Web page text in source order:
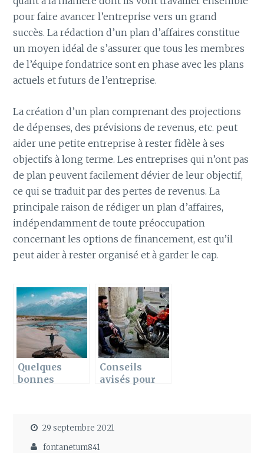
pour faire avancer l’entreprise vers un grand
succès. La rédaction d’un plan d’affaires constitue
un moyen idéal de s’assurer que tous les membres
de l’équipe fondatrice sont en phase avec les plans
actuels et futurs de l’entreprise.
La création d’un plan comprenant des projections
de dépenses, des prévisions de revenus, etc. peut
aider une petite entreprise à rester fidèle à ses
objectifs à long terme. Les entreprises qui n’ont pas
de plan peuvent facilement dévier de leur objectif,
ce qui se traduit par des pertes de revenus. La
principale raison de rédiger un plan d’affaires,
indépendamment de toute préoccupation
concernant les options de financement, est qu’il
peut aider à rester organisé et à garder le cap.
Quelques
bonnes
Conseils
avisés pour
de moto
29 septembre 2021
fontanetum841